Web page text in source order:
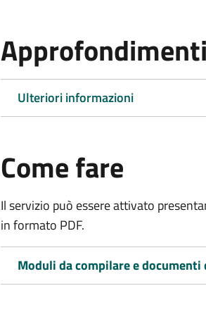
Approfondimenti
Ulteriori informazioni
Come fare
Il servizio può essere attivato
in formato PDF.
Moduli da compilare e documenti